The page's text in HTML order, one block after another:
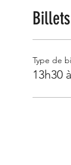
Billets
Type de
13h30